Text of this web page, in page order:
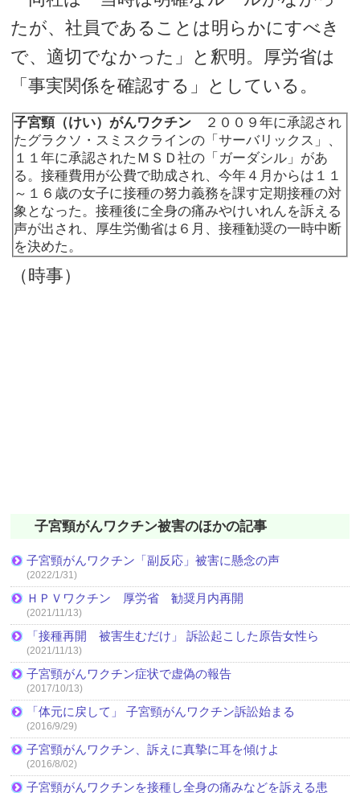
たが、社員であることは明らかにすべき
で、適切でなかった」と釈明。厚労省は
「事実関係を確認する」としている。
子宮頸（けい）がんワクチン
２００９年に承認され
たグラクソ・スミスクラインの「サーバリックス」、
１１年に承認されたＭＳＤ社の「ガーダシル」があ
る。接種費用が公費で助成され、今年４月からは１１
～１６歳の女子に接種の努力義務を課す定期接種の対
象となった。接種後に全身の痛みやけいれんを訴える
声が出され、厚生労働省は６月、接種勧奨の一時中断
を決めた。
（時事）
子宮頸がんワクチン被害のほかの記事
子宮頸がんワクチン「副反応」被害に懸念の声
(2022/1/31)
ＨＰＶワクチン 厚労省 勧奨月内再開
(2021/11/13)
「接種再開 被害生むだけ」 訴訟起こした原告女性ら
(2021/11/13)
子宮頸がんワクチン症状で虚偽の報告
(2017/10/13)
「体元に戻して」 子宮頸がんワクチン訴訟始まる
(2016/9/29)
子宮頸がんワクチン、訴えに真摯に耳を傾けよ
(2016/8/02)
子宮頸がんワクチンを接種し全身の痛みなどを訴える患